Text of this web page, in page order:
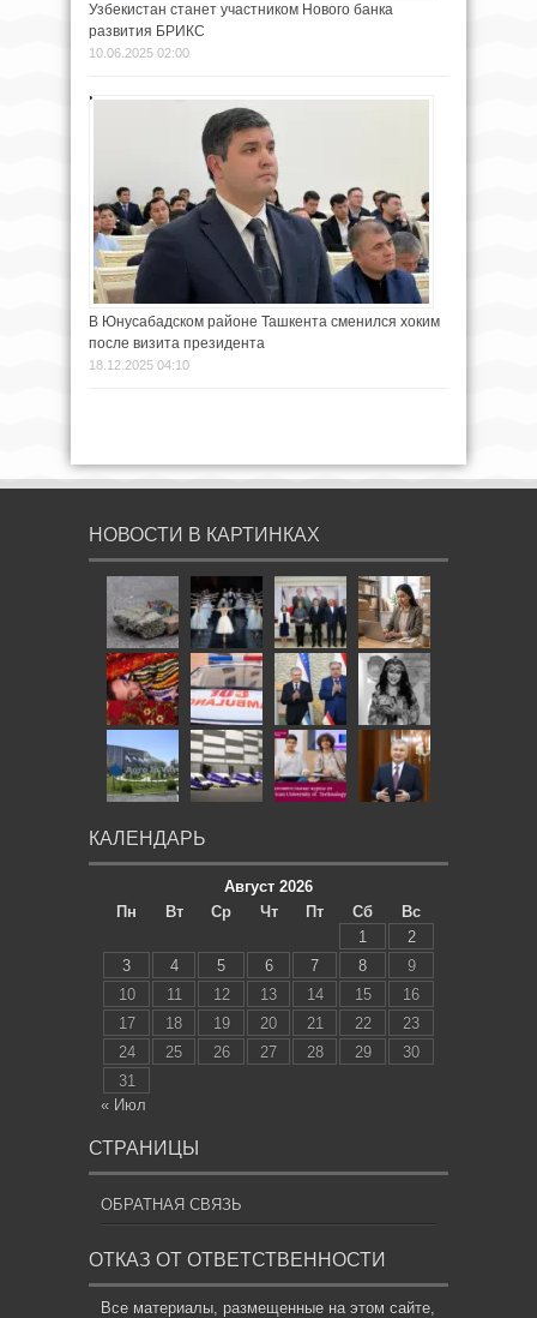
Узбекистан станет участником Нового банка
развития БРИКС
10.06.2025 02:00
В Юнусабадском районе Ташкента сменился хоким
после визита президента
18.12.2025 04:10
НОВОСТИ В КАРТИНКАХ
КАЛЕНДАРЬ
Август 2026
Пн
Вт Ср Чт Пт Сб
Вс
1
2
3
4 5 6 7 8
9
10
11 12 13 14 15
16
17
18 19 20 21 22
23
24
25 26 27 28 29
30
31
« Июл
СТРАНИЦЫ
ОБРАТНАЯ СВЯЗЬ
ОТКАЗ ОТ ОТВЕТСТВЕННОСТИ
Все материалы, размещенные на этом сайте,